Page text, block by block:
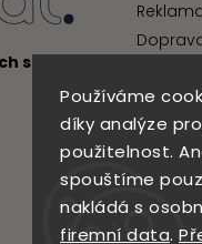
Používáme
díky analýze
použitelnost.
spouštíme
nakládá s
firemní data.
sítích